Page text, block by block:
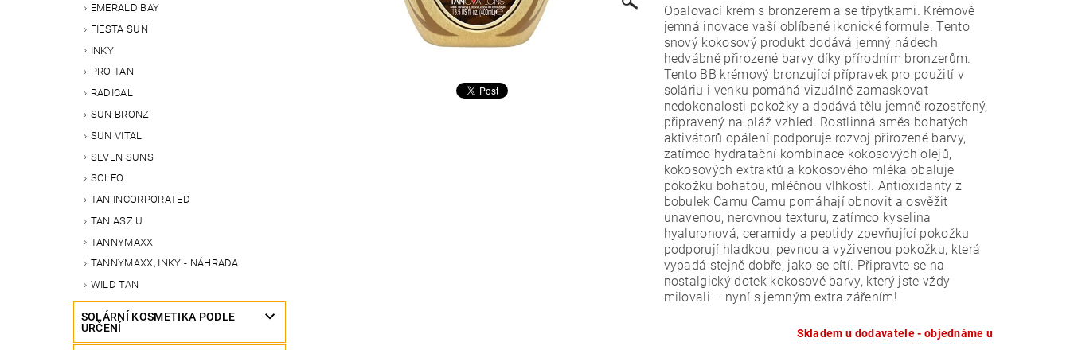
EMERALD BAY
FIESTA SUN
INKY
PRO TAN
RADICAL
SUN BRONZ
SUN VITAL
SEVEN SUNS
SOLEO
TAN INCORPORATED
TAN ASZ U
TANNYMAXX
TANNYMAXX, INKY - NÁHRADA
WILD TAN
SOLÁRNÍ KOSMETIKA PODLE
URČENÍ
Opalovací krém s bronzerem a se třpytkami. Krémově
jemná inovace vaší oblíbené ikonické formule. Tento
snový kokosový produkt dodává jemný nádech
hedvábně přirozené barvy díky přírodním bronzerům.
Tento BB krémový bronzující přípravek pro použití v
soláriu i venku pomáhá vizuálně zamaskovat
nedokonalosti pokožky a dodává tělu jemně rozostřený,
připravený na pláž vzhled. Rostlinná směs bohatých
aktivátorů opálení podporuje rozvoj přirozené barvy,
zatímco hydratační kombinace kokosových olejů,
kokosových extraktů a kokosového mléka obaluje
pokožku bohatou, mléčnou vlhkostí. Antioxidanty z
bobulek Camu Camu pomáhají obnovit a osvěžit
unavenou, nerovnou texturu, zatímco kyselina
hyaluronová, ceramidy a peptidy zpevňující pokožku
podporují hladkou, pevnou a vyživenou pokožku, která
vypadá stejně dobře, jako se cítí. Připravte se na
nostalgický dotek kokosové barvy, který jste vždy
milovali – nyní s jemným extra zářením!
Skladem u dodavatele - objednáme u